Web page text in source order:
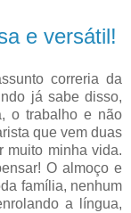
e versátil!
correria da
já sabe disso,
o trabalho e não
que vem duas
muito minha vida.
O almoço e
família, nenhum
a língua,